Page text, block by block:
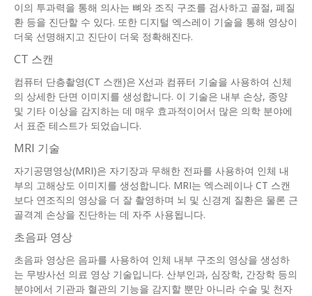
이의 투과력을 통해 의사는 뼈와 조직 구조를 검사하고 골절, 폐질
환 등을 진단할 수 있다. 또한 디지털 엑스레이 기술을 통해 영상이
더욱 선명해지고 진단이 더욱 정확해진다.
CT 스캔
컴퓨터 단층촬영(CT 스캔)은 X선과 컴퓨터 기술을 사용하여 신체
의 상세한 단면 이미지를 생성합니다. 이 기술은 내부 손상, 종양
및 기타 이상을 감지하는 데 매우 효과적이어서 많은 의학 분야에
서 표준 테스트가 되었습니다.
MRI 기술
자기공명영상(MRI)은 자기장과 무해한 전파를 사용하여 인체 내
부의 고해상도 이미지를 생성합니다. MRI는 엑스레이나 CT 스캔
보다 연조직의 영상을 더 잘 촬영하며 뇌 및 신경계 질환은 물론 근
골격계 손상을 진단하는 데 자주 사용됩니다.
초음파 영상
초음파 영상은 음파를 사용하여 인체 내부 구조의 영상을 생성하
는 무방사선 의료 영상 기술입니다. 산부인과, 심장학, 간장학 등의
분야에서 기관과 혈관의 기능을 감지할 뿐만 아니라 수술 및 천자